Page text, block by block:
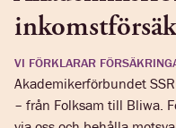
VI FÖRKLARAR
Akademikerförbundet
– från Folksam till Bliwa.